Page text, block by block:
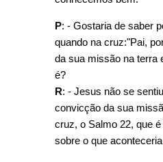
P: - Gostaria de saber
quando na cruz:"Pai,
da sua missão na terra
é?
R: - Jesus não se
convicção da sua
cruz, o Salmo 22, que
sobre o que